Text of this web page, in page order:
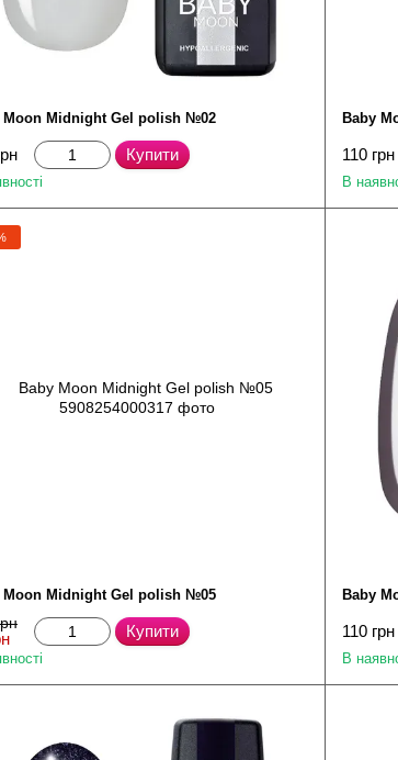
Moon Midnight Gel polish №02
Купити
Baby
110 грн
В
Moon Midnight Gel polish №05
Купити
Baby
110 грн
В